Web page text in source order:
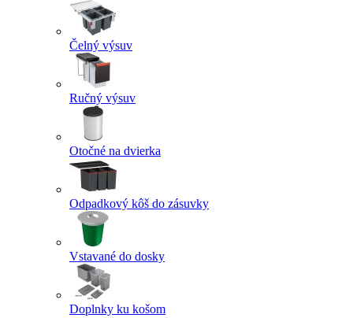
Čelný výsuv
Ručný výsuv
Otočné na dvierka
Odpadkový kôš do zásuvky
Vstavané do dosky
Doplnky ku košom